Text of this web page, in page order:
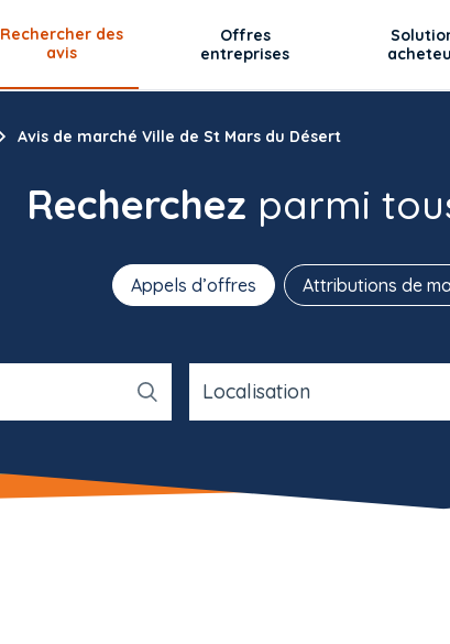
Rechercher des
avis
Offres
entreprises
Recherchez parmi
Appels d’offres Attributions de
Localisation
Avis de marché Ville de St Mars du Désert